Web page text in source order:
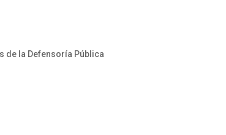
de la Defensoría Pública